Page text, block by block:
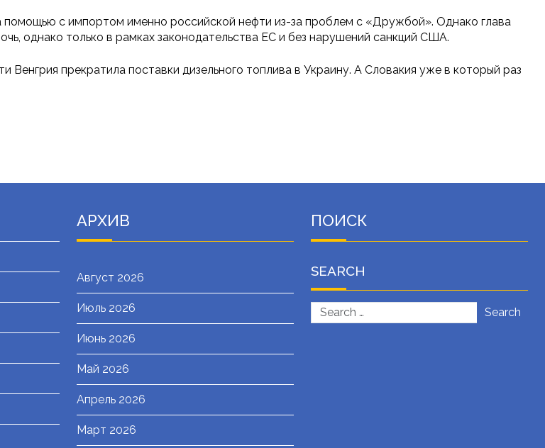
помощью с импортом именно российской нефти из-за проблем с «Дружбой». Однако глава
однако только в рамках законодательства ЕС и без нарушений санкций США.
прекратила поставки дизельного топлива в Украину. А Словакия уже в который раз
АРХИВ
Август 2026
Июль 2026
Июнь 2026
Май 2026
Апрель 2026
Март 2026
ПОИСК
SEARCH
Search